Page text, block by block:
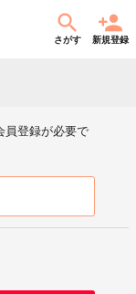
さがす 新規登録
員登録が必要で